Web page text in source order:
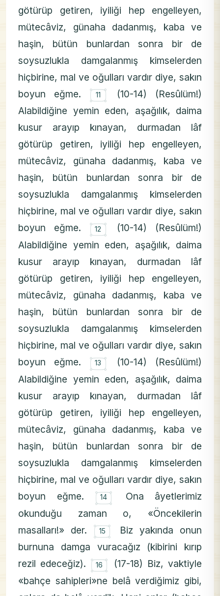
götürüp getiren, iyiliği hep engelleyen,
mütecâviz, günaha dadanmış, kaba ve
haşin, bütün bunlardan sonra bir de
soysuzlukla damgalanmış kimselerden
hiçbirine, mal ve oğulları vardır diye, sakın
boyun eğme. ۝
11
(10-14) (Resûlüm!)
Alabildiğine yemin eden, aşağılık, daima
kusur arayıp kınayan, durmadan lâf
götürüp getiren, iyiliği hep engelleyen,
mütecâviz, günaha dadanmış, kaba ve
haşin, bütün bunlardan sonra bir de
soysuzlukla damgalanmış kimselerden
hiçbirine, mal ve oğulları vardır diye, sakın
boyun eğme. ۝
12
(10-14) (Resûlüm!)
Alabildiğine yemin eden, aşağılık, daima
kusur arayıp kınayan, durmadan lâf
götürüp getiren, iyiliği hep engelleyen,
mütecâviz, günaha dadanmış, kaba ve
haşin, bütün bunlardan sonra bir de
soysuzlukla damgalanmış kimselerden
hiçbirine, mal ve oğulları vardır diye, sakın
boyun eğme. ۝
13
(10-14) (Resûlüm!)
Alabildiğine yemin eden, aşağılık, daima
kusur arayıp kınayan, durmadan lâf
götürüp getiren, iyiliği hep engelleyen,
mütecâviz, günaha dadanmış, kaba ve
haşin, bütün bunlardan sonra bir de
soysuzlukla damgalanmış kimselerden
hiçbirine, mal ve oğulları vardır diye, sakın
boyun eğme. ۝
14
Ona âyetlerimiz
okunduğu zaman o, «Öncekilerin
masalları!» der. ۝
15
Biz yakında onun
burnuna damga vuracağız (kibirini kırıp
rezil edeceğiz). ۝
16
(17-18) Biz, vaktiyle
«bahçe sahipleri»ne belâ verdiğimiz gibi,